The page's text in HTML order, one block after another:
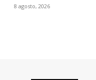
8 agosto, 2026